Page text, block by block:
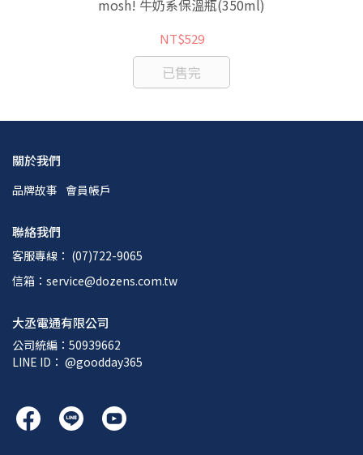
mosh! 牛奶系保溫瓶(350ml)
NT$529
已售完
關於我們
品牌故事 會員帳戶
聯絡我們
客服專線： (07)722-9065
信箱：service@dozens.com.tw
大丞電通有限公司
公司統編：50939662
LINE ID： @goodday365